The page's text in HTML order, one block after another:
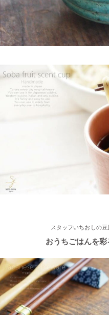
ビ『里見まさとのご町内探訪
くふれあい散歩』で 白いごは
荷神社店が紹介されました。
≪おすすめ≫ちょこっとがう
り豆皿
≪第2弾 公式Youtubeチャン
大募集☆≫ 詳しくはらいすぼ
2025/2/4
が白いごはん器のお店 らい
2025/2/4
≪テレビで紹介されました≫
チ！『金額当て中継 コレいく
で 白いごはん器のお店 らい
スタッフいちおしの
おうちごはんを彩